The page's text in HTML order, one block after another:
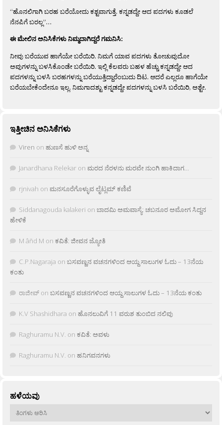
“ಹೊನಲಿಗಾಗಿ ಬರಹ ಬರೆಯೋದು ಕಶ್ಟವಾಗುತ್ತೆ. ಕನ್ನಡದ್ದೇ ಆದ ಪದಗಳು ಕೂಡಲೆ
ನೆನಪಿಗೆ ಬರಲ್ಲ”…
ಈ ಮೇಲಿನ ಅನಿಸಿಕೆಗಳು ನಿಮ್ಮದಾಗಿದ್ದರೆ ಗಮನಿಸಿ:
ನೀವು ಬರೆಯುವ ಹಾಗೆಯೇ ಬರೆಯಿರಿ. ನಿಮಗೆ ಯಾವ ಪದಗಳು ತೋಚುವುದೋ
ಅವುಗಳನ್ನು ಬಳಸಿಕೊಂಡೇ ಬರೆಯಿರಿ. ಇಲ್ಲಿ ಕೆಲವರು ಬಹಳ ಹೆಚ್ಚು ಕನ್ನಡದ್ದೇ ಆದ
ಪದಗಳನ್ನು ಬಳಸಿ ಬರಹಗಳನ್ನು ಬರೆಯುತ್ತಿದ್ದಾರೆಂಬುದು ದಿಟ. ಆದರೆ ಎಲ್ಲರೂ ಹಾಗೆಯೇ
ಬರೆಯಬೇಕೆಂದೇನೂ ಇಲ್ಲ. ನಿಮಗಾದಶ್ಟು ಕನ್ನಡದ್ದೇ ಪದಗಳನ್ನು ಬಳಸಿ ಬರೆಯಿರಿ, ಅಶ್ಟೇ.
ಇತ್ತೀಚಿನ ಅನಿಸಿಕೆಗಳು
Viren on ಹುಣಸೆ ಹುಳಿ ಅನ್ನ
Janardhana Relekar on ಮರದ ನೆರಳನು ಮರವೇ ನುಂಗಿ ಹಾಕಿದಾಗ…
rjnivah on ಮನಸೂರೆಗೊಳ್ಳುವ ಲೈಟ್ಲಮ್ ಕಣಿವೆ
Siddanagouda kalakeri on ಬಾದಮಿ ಅಮವಾಸ್ಯೆ: ಚಬನೂರ ಅಮೋಗ ಸಿದ್ದನ
ಹೇಳಿಕೆ
M âñd M on ಕವಿತೆ: ಜೀವನ ಜ್ಯೋತಿ
C.P.Nagaraja on ಬಸವಣ್ಣನ ವಚನಗಳಿಂದ ಆಯ್ದ ಸಾಲುಗಳ ಓದು – 13ನೆಯ
ಕಂತು
ರಾಜೀವ್ on ಬಸವಣ್ಣನ ವಚನಗಳಿಂದ ಆಯ್ದ ಸಾಲುಗಳ ಓದು – 13ನೆಯ ಕಂತು
K.V Shashidhara on ಹೊನಲುವಿಗೆ 11 ವರುಶ ತುಂಬಿದ ನಲಿವು
Raghuramu N.V. on ಕವಿತೆ: ಅವಳು
Raghuramu N.V. on ಹನಿಗವನಗಳು
ಹಳೆಯವು
ಹಳೆಯವು